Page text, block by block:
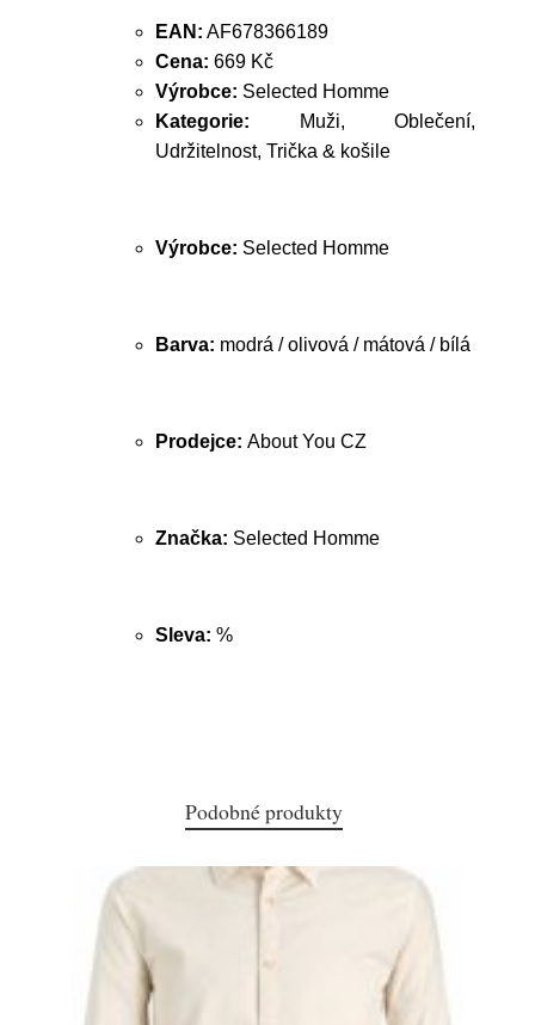
EAN: AF678366189
Cena: 669 Kč
Výrobce: Selected Homme
Kategorie: Muži, Oblečení,
Udržitelnost, Trička & košile
Výrobce: Selected Homme
Barva: modrá / olivová / mátová / bílá
Prodejce: About You CZ
Značka: Selected Homme
Sleva: %
Podobné produkty